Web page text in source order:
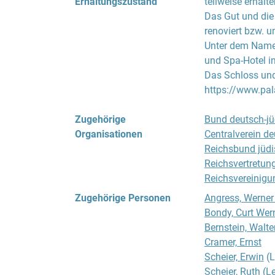
Daran
das Gut zu
die
mehr
Die praktische
Die Feldarbeit
männlichen
und die
war vor allem
zählte. Auch
verpflichtend.
Jahren des
der Frau in der
warum nie der
Das Gut und
renoviert bzw.
Unter dem
und Spa-Hotel
Das Schloss
https://
Zugehörige
Organisationen
Bund deutsch-
Centralverein
Reichsbund
Zugehörige Personen
Angress, Werner
Bondy, Curt
Bernstein,
Cramer, Ernst
Scheier, Erwin
Scheier, Ruth